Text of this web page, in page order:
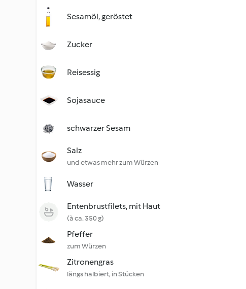
Sesamöl, geröstet
Zucker
Reisessig
Sojasauce
schwarzer Sesam
Salz
und etwas mehr zum Würzen
Wasser
Entenbrustfilets, mit Haut
(à ca. 350 g)
Pfeffer
zum Würzen
Zitronengras
längs halbiert, in Stücken